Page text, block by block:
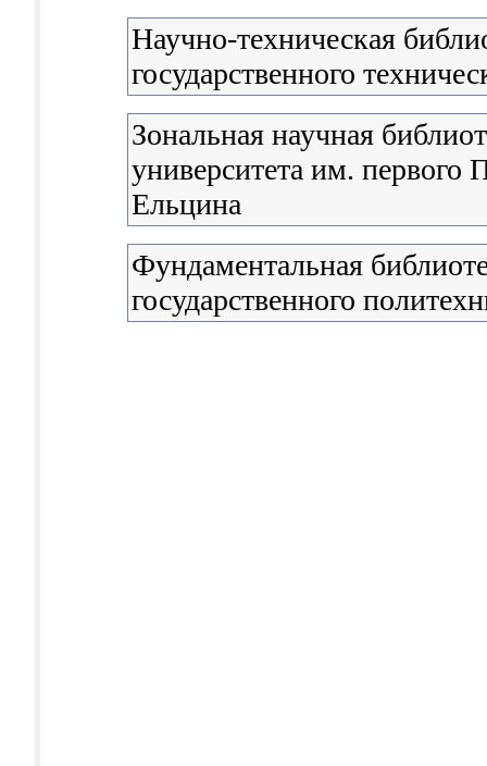
Научно-техническая
государственного
Зональная научная
университета им. первого
Ельцина
Фундаментальная
государственного